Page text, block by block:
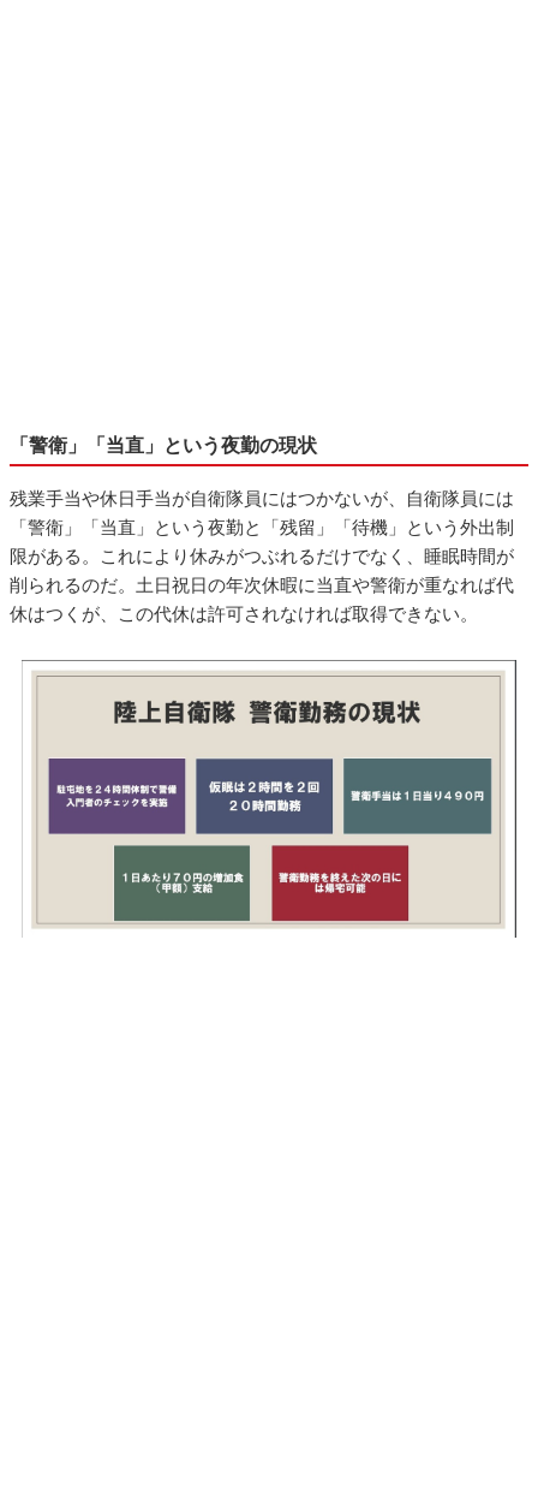
「警衛」「当直」という夜勤の現状
残業手当や休日手当が自衛隊員にはつかないが、自衛隊員には
「警衛」「当直」という夜勤と「残留」「待機」という外出制
限がある。これにより休みがつぶれるだけでなく、睡眠時間が
削られるのだ。土日祝日の年次休暇に当直や警衛が重なれば代
休はつくが、この代休は許可されなければ取得できない。